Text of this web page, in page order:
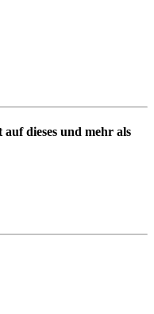
dieses und mehr als